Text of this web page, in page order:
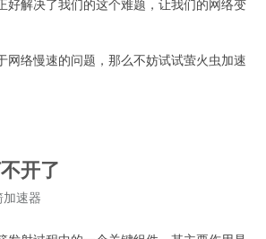
解决了我们的这个难题，让我们的网络变
络慢速的问题，那么不妨试试萤火虫加速
开了
加速器